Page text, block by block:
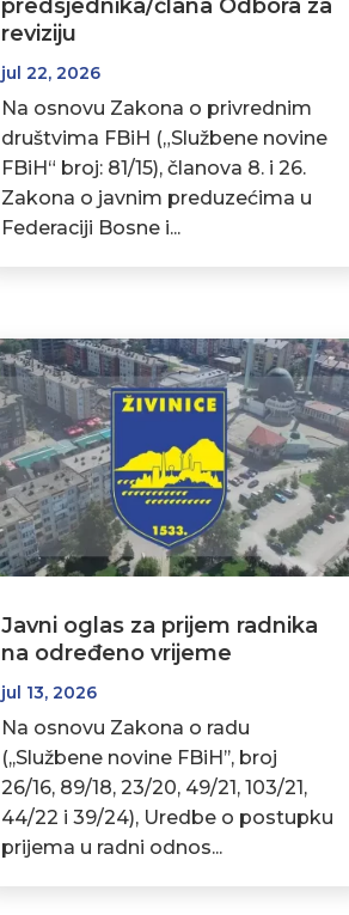
predsjednika/člana Odbora za
reviziju
jul 22, 2026
Na osnovu Zakona o privrednim
društvima FBiH („Službene novine
FBiH“ broj: 81/15), članova 8. i 26.
Zakona o javnim preduzećima u
Federaciji Bosne i...
Javni oglas za prijem radnika
na određeno vrijeme
jul 13, 2026
Na osnovu Zakona o radu
(,,Službene novine FBiH’’, broj
26/16, 89/18, 23/20, 49/21, 103/21,
44/22 i 39/24), Uredbe o postupku
prijema u radni odnos...